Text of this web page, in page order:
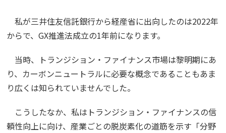
私が三井住友信託銀行から経産省に出向したのは2022年
からで、GX推進法成立の1年前になります。
当時、トランジション・ファイナンス市場は黎明期にあ
り、カーボンニュートラルに必要な概念であることもあま
り広くは知られていませんでした。
こうしたなか、私はトランジション・ファイナンスの信
頼性向上に向け、産業ごとの脱炭素化の道筋を示す「分野